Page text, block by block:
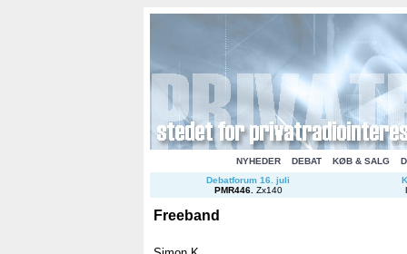
NYHEDER DEBAT KØB & SALG
Debatforum 16. juli
PMR446. Zx140
Freeband